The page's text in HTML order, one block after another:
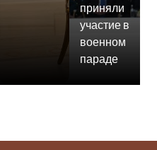
приняли
участие в
военном
параде